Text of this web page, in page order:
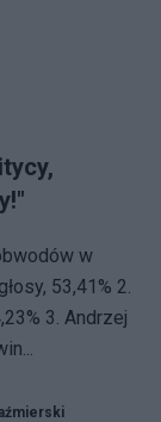
w
53,41% 2.
3. Andrzej